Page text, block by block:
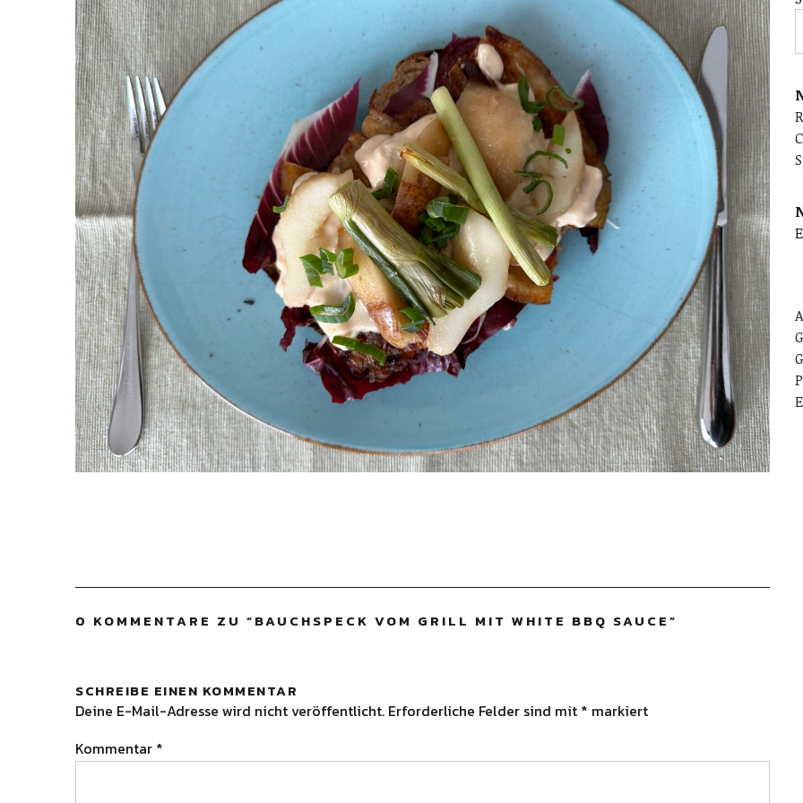
0 KOMMENTARE ZU “BAUCHSPECK VOM GRILL MIT WHITE BBQ SAUCE”
SCHREIBE EINEN KOMMENTAR
Deine E-Mail-Adresse wird nicht veröffentlicht. Erforderliche Felder sind mit * markiert
Kommentar *